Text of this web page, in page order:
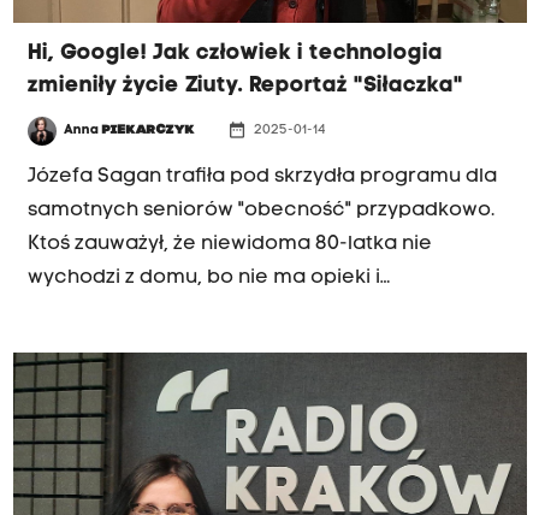
Hi, Google! Jak człowiek i technologia
zmieniły życie Ziuty. Reportaż "Siłaczka"
Anna PIEKARCZYK date_range 2025-01-14
Józefa Sagan trafiła pod skrzydła programu dla
samotnych seniorów "obecność" przypadkowo.
Ktoś zauważył, że niewidoma 80-latka nie
wychodzi z domu, bo nie ma opieki i